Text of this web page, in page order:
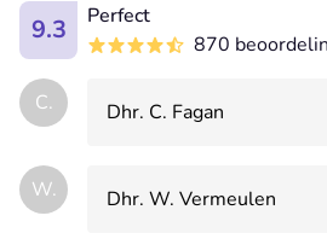
9.3
Perfect
870
C. Dhr. C. Fagan
W. Dhr. W. Vermeulen